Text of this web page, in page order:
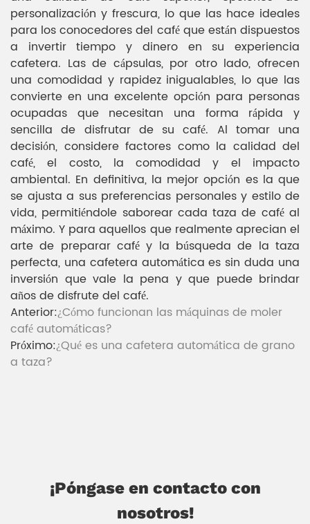
personalización y frescura, lo que las hace ideales
para los conocedores del café que están dispuestos
a invertir tiempo y dinero en su experiencia
cafetera. Las de cápsulas, por otro lado, ofrecen
una comodidad y rapidez inigualables, lo que las
convierte en una excelente opción para personas
ocupadas que necesitan una forma rápida y
sencilla de disfrutar de su café. Al tomar una
decisión, considere factores como la calidad del
café, el costo, la comodidad y el impacto
ambiental. En definitiva, la mejor opción es la que
se ajusta a sus preferencias personales y estilo de
vida, permitiéndole saborear cada taza de café al
máximo. Y para aquellos que realmente aprecian el
arte de preparar café y la búsqueda de la taza
perfecta, una cafetera automática es sin duda una
inversión que vale la pena y que puede brindar
años de disfrute del café.
Anterior:¿Cómo funcionan las máquinas de moler
café automáticas?
Próximo:¿Qué es una cafetera automática de grano
a taza?
¡Póngase en contacto con
nosotros!